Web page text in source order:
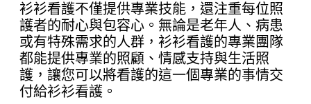
衫衫看護不僅提供專業技能，還注重每位照
護者的耐心與包容心。無論是老年人、病患
或有特殊需求的人群，衫衫看護的專業團隊
都能提供專業的照顧、情感支持與生活照
護，讓您可以將看護的這一個專業的事情交
付給衫衫看護。